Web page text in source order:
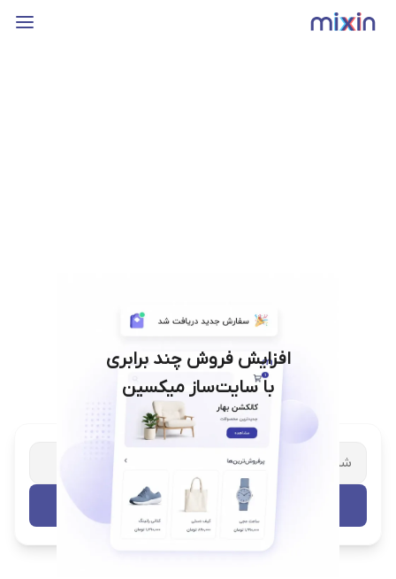
افزایش فروش چند برابری
با سایت‌ساز میکسین
شریک تجاری ترب با پشتیبانی اختصاصی
تست رایگان